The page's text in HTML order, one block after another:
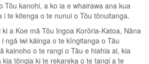
Tōu kanohi, a ko ia e whairawa ana kua
i te kitenga o te nunui o Tōu tōnuitanga.
a Koe mā Tōu Ingoa Korōria-Katoa, Nāna
ngā iwi kāinga o te kīngitanga o Tāu
kainoho o te rangi o Tāu e hiahia ai, kia
tōngia ki te rekareka o te tangi a te